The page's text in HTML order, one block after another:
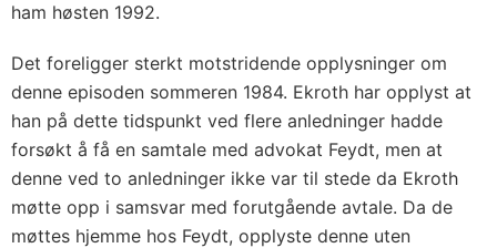
ham høsten 1992.
Det foreligger sterkt motstridende opplysninger om
denne episoden sommeren 1984. Ekroth har opplyst at
han på dette tidspunkt ved flere anledninger hadde
forsøkt å få en samtale med advokat Feydt, men at
denne ved to anledninger ikke var til stede da Ekroth
møtte opp i samsvar med forutgående avtale. Da de
møttes hjemme hos Feydt, opplyste denne uten